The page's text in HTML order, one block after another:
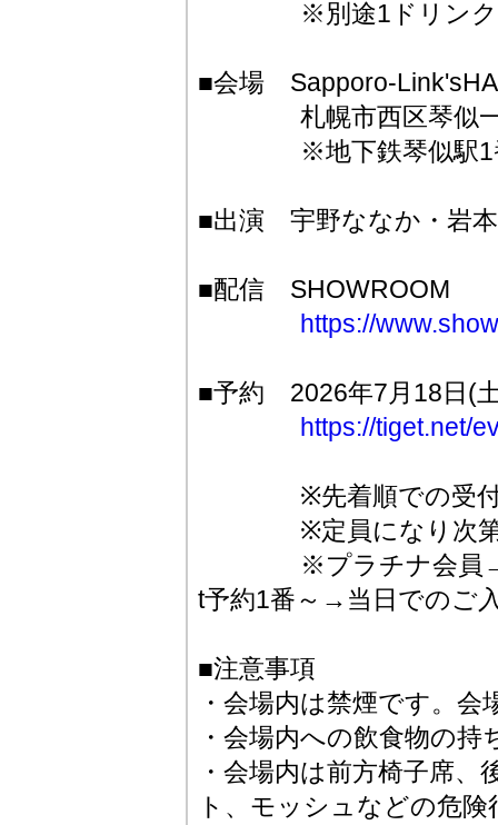
※別途1ドリンク
■会場 Sapporo-
札幌市西区琴似一
※地下鉄琴似駅1番
■出演 宇野ななか・岩
■配信 SHOWROOM
https://
■予約 2026年7月18日(
https://tiget.net/
※先着順での受付
※定員になり次第受
※プラチナ会員→ゴ
t予約1番～→当日でのご
■注意事項
・会場内は禁煙です。
・会場内への飲食物の
・会場内は前方椅子席
ト、モッシュなどの危